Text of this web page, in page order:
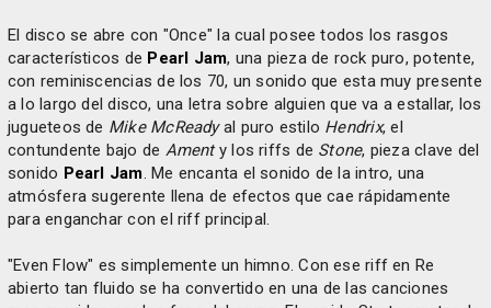
El disco se abre con "Once" la cual posee todos los rasgos
característicos de Pearl Jam, una pieza de rock puro, potente,
con reminiscencias de los 70, un sonido que esta muy presente
a lo largo del disco, una letra sobre alguien que va a estallar, los
jugueteos de Mike McReadyal puro estilo Hendrix, el
contundente bajo de Amenty los riffs de Stone, pieza clave del
sonido Pearl Jam. Me encanta el sonido de la intro, una
atmósfera sugerente llena de efectos que cae rápidamente
para enganchar con el riff principal.
"Even Flow" es simplemente un himno. Con ese riff en Re
abierto tan fluido se ha convertido en una de las canciones